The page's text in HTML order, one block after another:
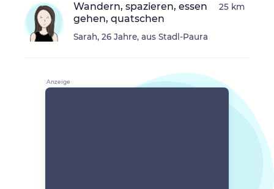
Wandern, spazieren, essen
gehen, quatschen
Sarah, 26 Jahre, aus Stadl-Paura
25 km